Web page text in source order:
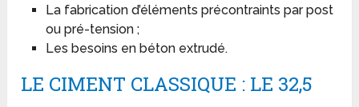
La fabrication d’éléments précontraints par post
ou pré-tension ;
Les besoins en béton extrudé.
LE CIMENT CLASSIQUE : LE 32,5